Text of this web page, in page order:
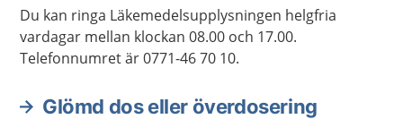
Du kan ringa Läkemedelsupplysningen helgfria
vardagar mellan klockan 08.00 och 17.00.
Telefonnumret är 0771-46 70 10.
Glömd dos eller överdosering